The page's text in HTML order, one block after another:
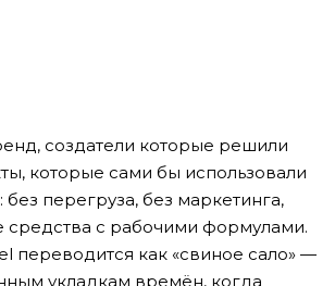
создатели которые решили
которые сами бы использовали
без перегруза, без маркетинга,
средства с рабочими формулами.
переводится как «свиное сало» —
укладкам времён, когда